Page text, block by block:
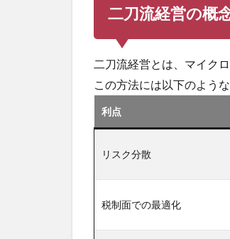
二刀流経営の概
二刀流経営とは、マイク
この方法には以下のよう
利点
リスク分散
税制面での最適化